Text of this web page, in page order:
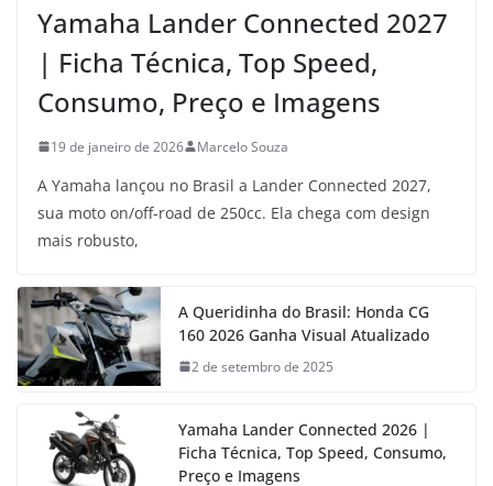
Yamaha Lander Connected 2027
| Ficha Técnica, Top Speed,
Consumo, Preço e Imagens
19 de janeiro de 2026 Marcelo Souza
A Yamaha lançou no Brasil a Lander Connected 2027,
sua moto on/off-road de 250cc. Ela chega com design
mais robusto,
A Queridinha do Brasil: Honda CG
160 2026 Ganha Visual Atualizado
2 de setembro de 2025
Yamaha Lander Connected 2026 |
Ficha Técnica, Top Speed, Consumo,
Preço e Imagens